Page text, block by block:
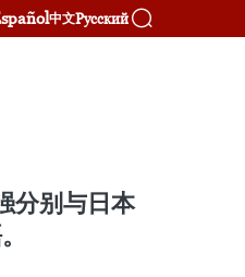
中文Русский
分别与日本